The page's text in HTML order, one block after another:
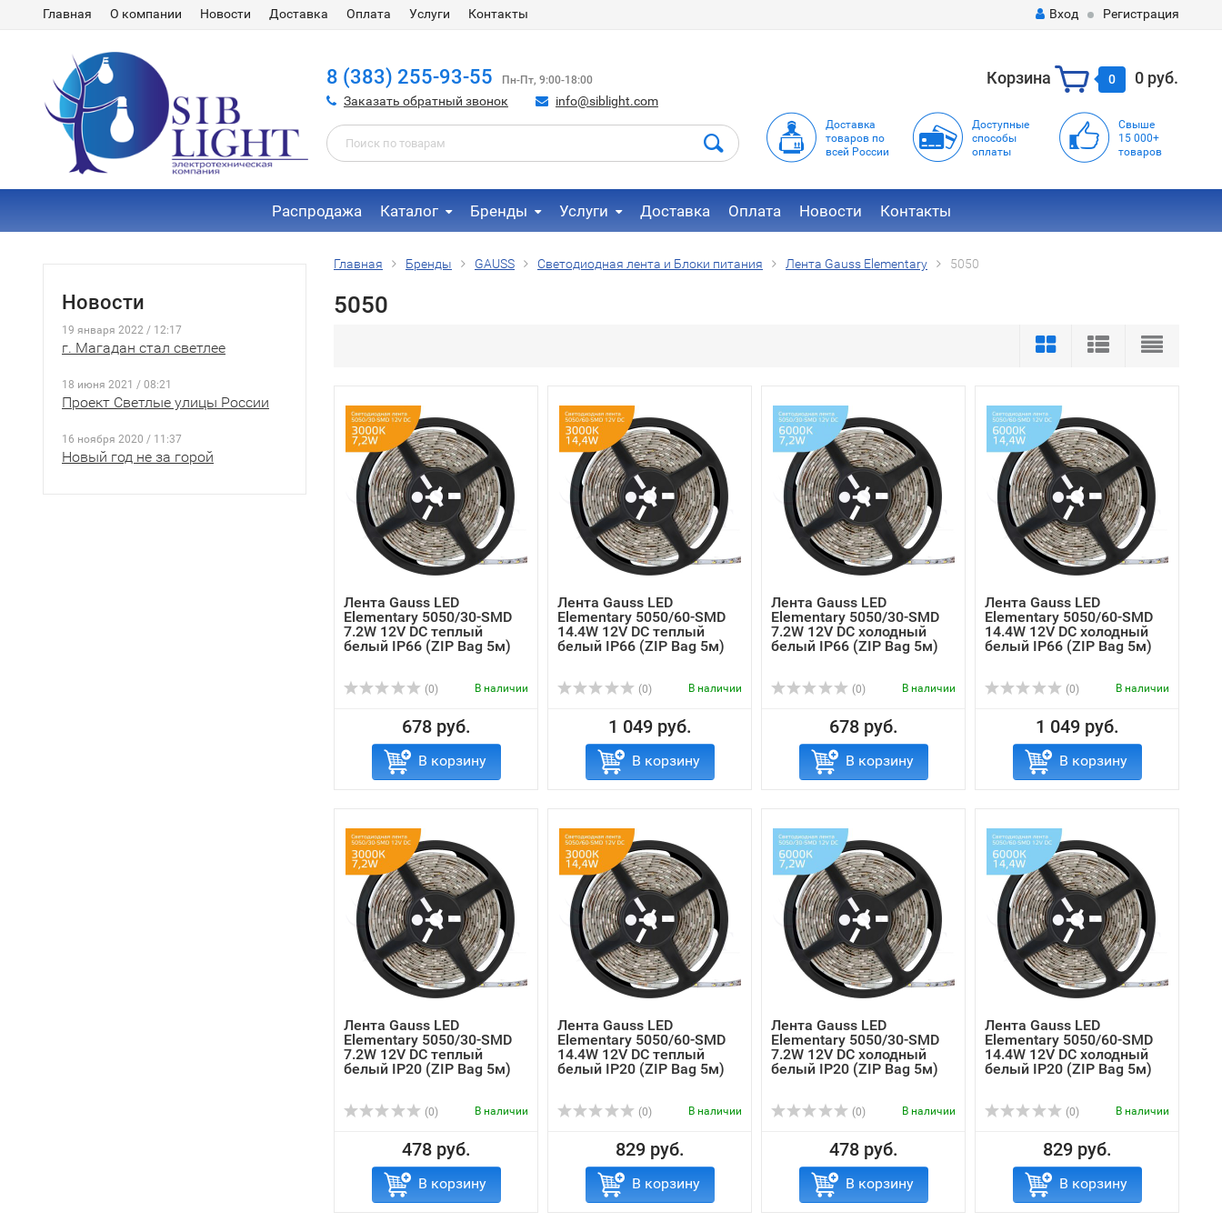
Главная О компании Новости Доставка Оплата Услуги Контакты Вход Регистрация
8 (383) 255-93-55 Пн-Пт, 9:00-18:00
Заказать обратный звонок info@siblight.com
Корзина 0 0 руб.
Доставка
товаров по
всей России
Доступные
способы
оплаты
Свыше
15 000+
товаров
Распродажа Каталог Бренды Услуги Доставка Оплата Новости Контакты
Новости
19 января 2022 / 12:17
г. Магадан стал светлее
18 июня 2021 / 08:21
Проект Светлые улицы России
16 ноября 2020 / 11:37
Новый год не за горой
Главная Бренды GAUSS Светодиодная лента и Блоки питания Лента Gauss Elementary 5050
5050
Лента Gauss LED
Elementary 5050/30-SMD
7.2W 12V DC теплый
белый IP66 (ZIP Bag 5м)
(0) В наличии
678 руб.
В корзину
Лента Gauss LED
Elementary 5050/60-SMD
14.4W 12V DC теплый
белый IP66 (ZIP Bag 5м)
(0) В наличии
1 049 руб.
В корзину
Лента Gauss LED
Elementary 5050/30-SMD
7.2W 12V DC холодный
белый IP66 (ZIP Bag 5м)
(0) В наличии
678 руб.
В корзину
Лента Gauss LED
Elementary 5050/60-SMD
14.4W 12V DC холодный
белый IP66 (ZIP Bag 5м)
(0) В наличии
1 049 руб.
В корзину
Лента Gauss LED
Elementary 5050/30-SMD
7.2W 12V DC теплый
белый IP20 (ZIP Bag 5м)
(0) В наличии
478 руб.
В корзину
Лента Gauss LED
Elementary 5050/60-SMD
14.4W 12V DC теплый
белый IP20 (ZIP Bag 5м)
(0) В наличии
829 руб.
В корзину
Лента Gauss LED
Elementary 5050/30-SMD
7.2W 12V DC холодный
белый IP20 (ZIP Bag 5м)
(0) В наличии
478 руб.
В корзину
Лента Gauss LED
Elementary 5050/60-SMD
14.4W 12V DC холодный
белый IP20 (ZIP Bag 5м)
(0) В наличии
829 руб.
В корзину